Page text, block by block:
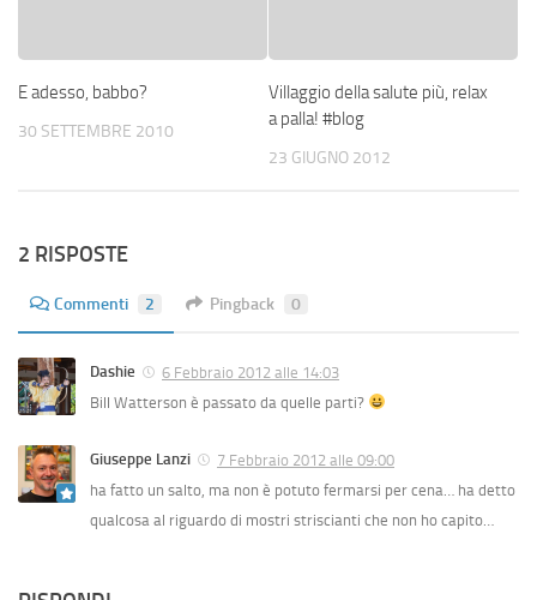
E adesso, babbo?
30 SETTEMBRE 2010
Villaggio della salute più, relax
a palla! #blog
23 GIUGNO 2012
2 RISPOSTE
Commenti 2 Pingback 0
Dashie
6 Febbraio 2012 alle 14:03
Bill Watterson è passato da quelle parti?
Giuseppe Lanzi
7 Febbraio 2012 alle 09:00
ha fatto un salto, ma non è potuto fermarsi per cena… ha detto
qualcosa al riguardo di mostri striscianti che non ho capito…